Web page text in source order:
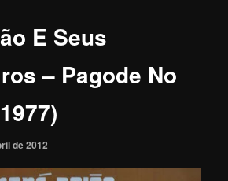
E Seus
– Pagode No
de 2012